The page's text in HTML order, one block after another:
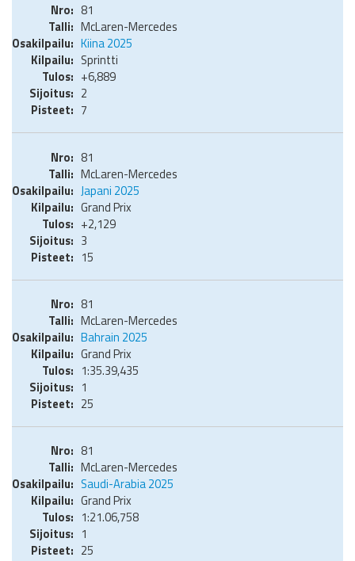
81
McLaren-Mercedes
Kiina 2025
Sprintti
+6,889
2
7
81
McLaren-Mercedes
Japani 2025
Grand Prix
+2,129
3
15
81
McLaren-Mercedes
Bahrain 2025
Grand Prix
1:35.39,435
1
25
81
McLaren-Mercedes
Saudi-Arabia 2025
Grand Prix
1:21.06,758
1
25